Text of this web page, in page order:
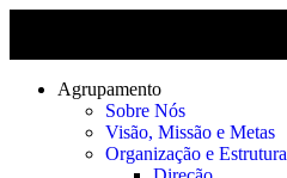
Agrupamento
Sobre Nós
Visão, Missão e Metas
Organização e Estrutura